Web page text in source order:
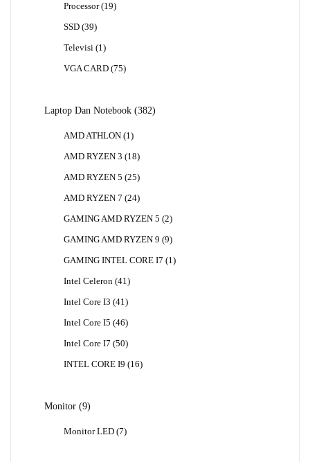
Processor 1919
SSD 3939
Televisi 11
VGA CARD 7575
Laptop Dan Notebook 382382
AMD ATHLON 11
AMD RYZEN 3
1818
AMD RYZEN 5 2525
AMD RYZEN 7 2424
GAMING AMD RYZEN 5 22
GAMING AMD RYZEN 9 99
GAMING INTEL CORE I7
11
Intel Celeron 4141
Intel Core I3 4141
Intel Core I5 4646
Intel Core I7 5050
INTEL CORE I9
1616
Monitor 99
Monitor LED 77